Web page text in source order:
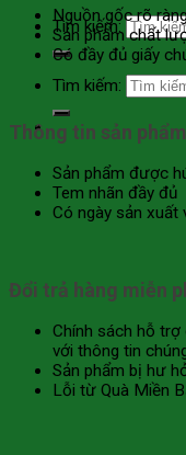
Tìm kiếm:
Tìm kiếm:
Nguồn gốc rõ
Sản phẩm chất
Có đầy đủ giấy
Thông tin sản
Sản phẩm được
Tem nhãn đầy đủ
Có ngày sản xuất
Đổi trả hàng miễn
Chính sách hỗ trợ
với thông tin
Sản phẩm bị hư
Lỗi từ Quà Miền